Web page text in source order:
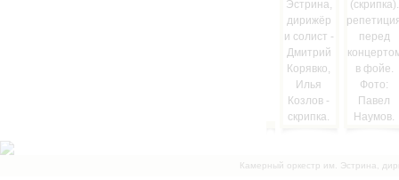
Камерный оркестр им. Эстрина,